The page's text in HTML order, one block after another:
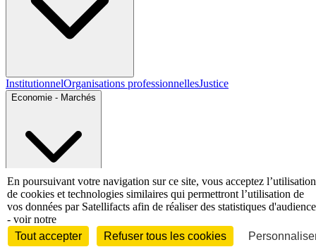
InstitutionnelOrganisations professionnellesJustice
Economie - Marchés
Entreprises et marchésTélécomsTechnologiesIndustries
techniquesDiversifications
International
En poursuivant votre navigation sur ce site, vous acceptez l’utilisation
de cookies et technologies similaires qui permettront l’utilisation de
vos données par Satellifacts afin de réaliser des statistiques d'audience
- voir notre
Tout accepter
Refuser tous les cookies